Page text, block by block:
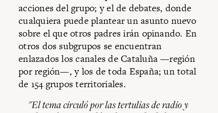
acciones del grupo; y el de debates, donde
cualquiera puede plantear un asunto nuevo
sobre el que otros padres irán opinando. En
otros dos subgrupos se encuentran
enlazados los canales de Cataluña —región
por región—, y los de toda España; un total
de 154 grupos territoriales.
"El tema circuló por las tertulias de radio y